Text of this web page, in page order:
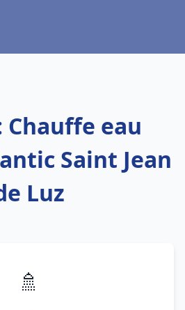
Chauffe eau
Saint Jean
Luz
🚿